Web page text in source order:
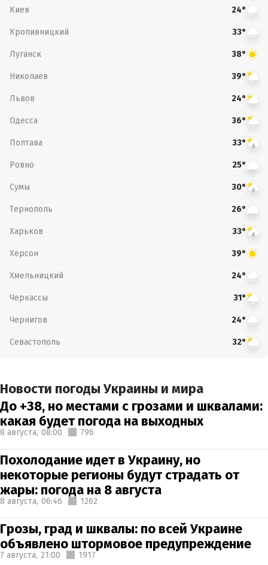
Киев 24°
Кропивницкий 33°
Луганск 38°
Николаев 39°
Львов 24°
Одесса 36°
Полтава 33°
Ровно 25°
Сумы 30°
Тернополь 26°
Харьков 33°
Херсон 39°
Хмельницкий 24°
Черкассы 31°
Чернигов 24°
Севастополь 32°
Новости погоды Украины и мира
До +38, но местами с грозами и шквалами:
какая будет погода на выходных
8 августа, 08:00 796
Похолодание идет в Украину, но
некоторые регионы будут страдать от
жары: погода на 8 августа
8 августа, 06:46 1262
Грозы, град и шквалы: по всей Украине
объявлено штормовое предупреждение
7 августа, 21:00 1917